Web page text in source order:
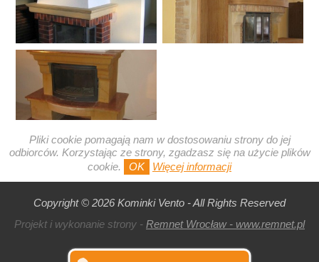
Pliki cookie pomagają nam w dostosowaniu strony do jej
odbiorców. Korzystając ze strony, zgadzasz się na użycie plików
cookie.
OK Więcej informacji
Copyright © 2026 Kominki Vento - All Rights Reserved
Projekt i wykonanie strony - Remnet Wrocław - www.remnet.pl